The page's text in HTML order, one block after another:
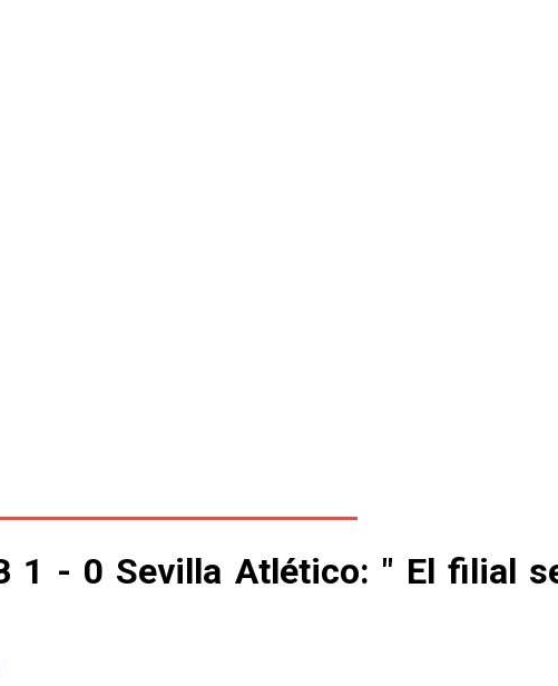
Sevilla Femenino para la 2026/27
1 - 0 Sevilla Atlético: " El filial